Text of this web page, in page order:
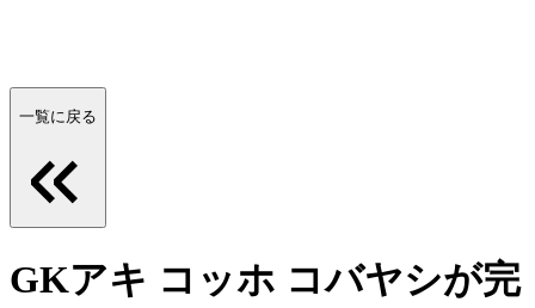
一覧に戻る
GKアキ コッホ コバヤシが完